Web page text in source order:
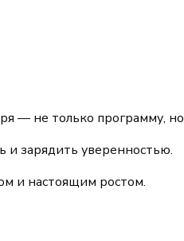
— не только программу,
и зарядить уверенностью.
и настоящим ростом.